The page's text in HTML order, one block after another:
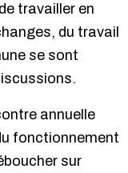
travailler en
du travail
se sont
annuelle
fonctionnement
sur